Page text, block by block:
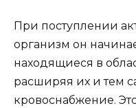
При поступлении
организм он
находящиеся в
расширяя их и тем
кровоснабжение.